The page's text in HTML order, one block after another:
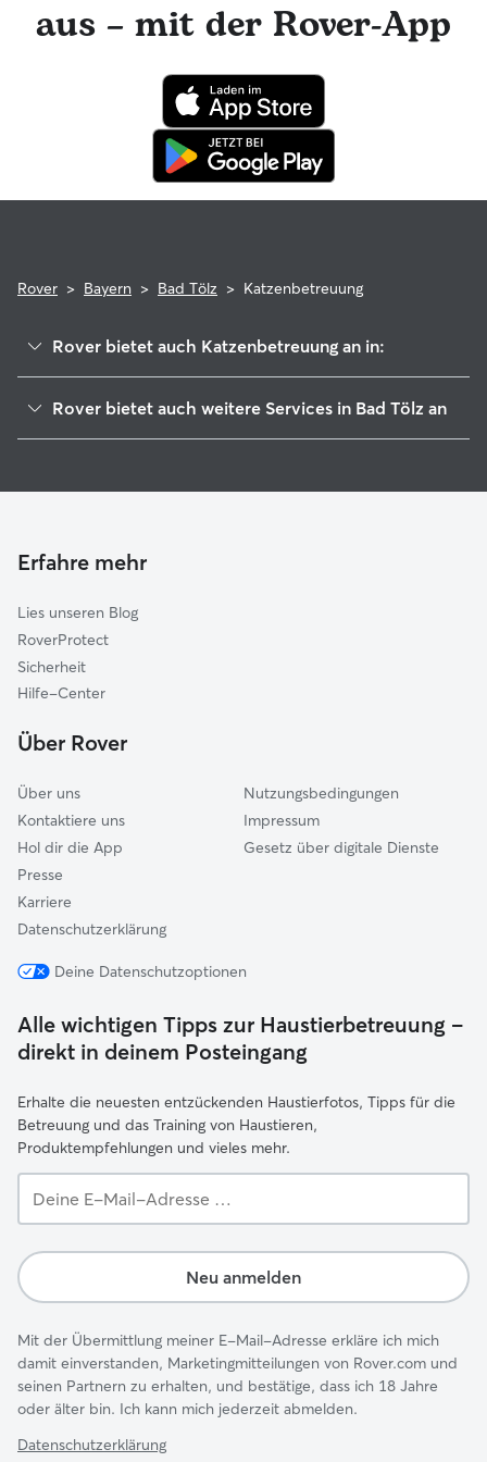
Anspruch zu nehmen. Im seltenen Fall eines Problems
während der Buchung kannst du beruhigt sein, denn deine
tierärztliche Behandlungen erstattet.
aus – mit der Rover-App
Rover > Bayern > Bad Tölz > Katzenbetreuung
Rover bietet auch Katzenbetreuung an in:
Lenggries
Königsdorf
Geretsried
Benediktbeuern
Gmund am Tegernsee
Penzberg
Rover bietet auch weitere Services in Bad Tölz an
Housesitting in Bad Tölz
Erfahre mehr
Lies unseren Blog
RoverProtect
Sicherheit
Hilfe-Center
Über Rover
Über uns
Kontaktiere uns
Hol dir die App
Presse
Karriere
Datenschutzerklärung
Nutzungsbedingungen
Impressum
Gesetz über digitale Dienste
Deine Datenschutzoptionen
Alle wichtigen Tipps zur Haustierbetreuung –
direkt in deinem Posteingang
Erhalte die neuesten entzückenden Haustierfotos, Tipps für die
Betreuung und das Training von Haustieren,
Produktempfehlungen und vieles mehr.
E-
Adresse …
Neu anmelden
Mit der Übermittlung meiner E-Mail-Adresse erkläre ich mich
damit einverstanden, Marketingmitteilungen von Rover.com und
seinen Partnern zu erhalten, und bestätige, dass ich 18 Jahre
oder älter bin. Ich kann mich jederzeit abmelden.
Datenschutzerklärung